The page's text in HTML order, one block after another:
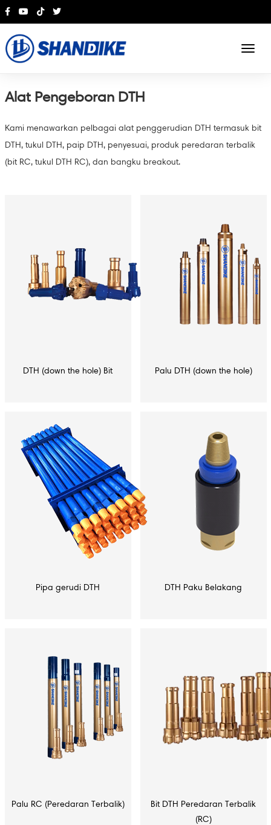
Alat Pengeboran DTH
Kami menawarkan pelbagai alat penggerudian DTH termasuk bit
DTH, tukul DTH, paip DTH, penyesuai, produk peredaran terbalik
(bit RC, tukul DTH RC), dan bangku breakout.
DTH (down the hole) Bit Palu DTH (down the hole)
Pipa gerudi DTH DTH Paku Belakang
Palu RC (Peredaran Terbalik)
Bit DTH Peredaran Terbalik
(RC)